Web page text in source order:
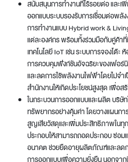
สนับสนุนการทำงานที่ไร้รอยต่อ และเ
ออกแบบระบบรองรับการเชื่อมต่อพลั
การทำงานแบบ Hybrid work &
แต่ละองค์กร พร้อมทั้งร่วมมือกับคู่ค้า
เทคโนโลยี IoT เช่น ระบบการจองโต๊ะ
การควบคุมฟังก์ชันอัจฉริยะของเฟอร์
และลดการใช้พลังงานไฟฟ้าโดยไม่จำ
สำนักงานให้เกิดประโยชน์สูงสุด เพื่อส
ในกระบวนการออกแบบและผลิต บริ
ทรัพยากรอย่างคุ้มค่า โดยวางแผน
สูญเสียวัสดุและเพิ่มประสิทธิภาพใน
ประกอบให้สามารถถอดประกอบ ซ่อม
อนาคต ช่วยยืดอายุผลิตภัณฑ์และลดก
การออกแบบเพื่อความยั่งยืน นอกจา